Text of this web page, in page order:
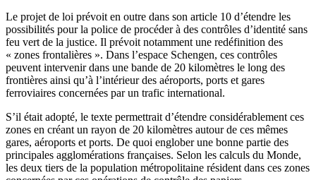
Le projet de loi prévoit en outre dans son article 10 d’étendre les
possibilités pour la police de procéder à des contrôles d’identité sans
feu vert de la justice. Il prévoit notamment une redéfinition des
« zones frontalières ». Dans l’espace Schengen, ces contrôles
peuvent intervenir dans une bande de 20 kilomètres le long des
frontières ainsi qu’à l’intérieur des aéroports, ports et gares
ferroviaires concernées par un trafic international.
S’il était adopté, le texte permettrait d’étendre considérablement ces
zones en créant un rayon de 20 kilomètres autour de ces mêmes
gares, aéroports et ports. De quoi englober une bonne partie des
principales agglomérations françaises. Selon les calculs du Monde,
les deux tiers de la population métropolitaine résident dans ces zones